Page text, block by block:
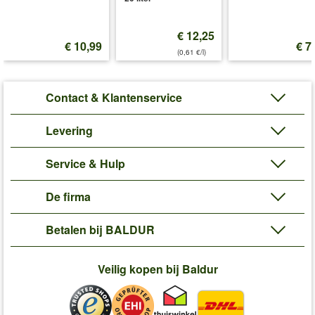
€ 10,99
€ 12,25
(0,61 €/l) €
Contact & Klantenservice
Levering
Service & Hulp
De firma
Betalen bij BALDUR
Veilig kopen bij Baldur